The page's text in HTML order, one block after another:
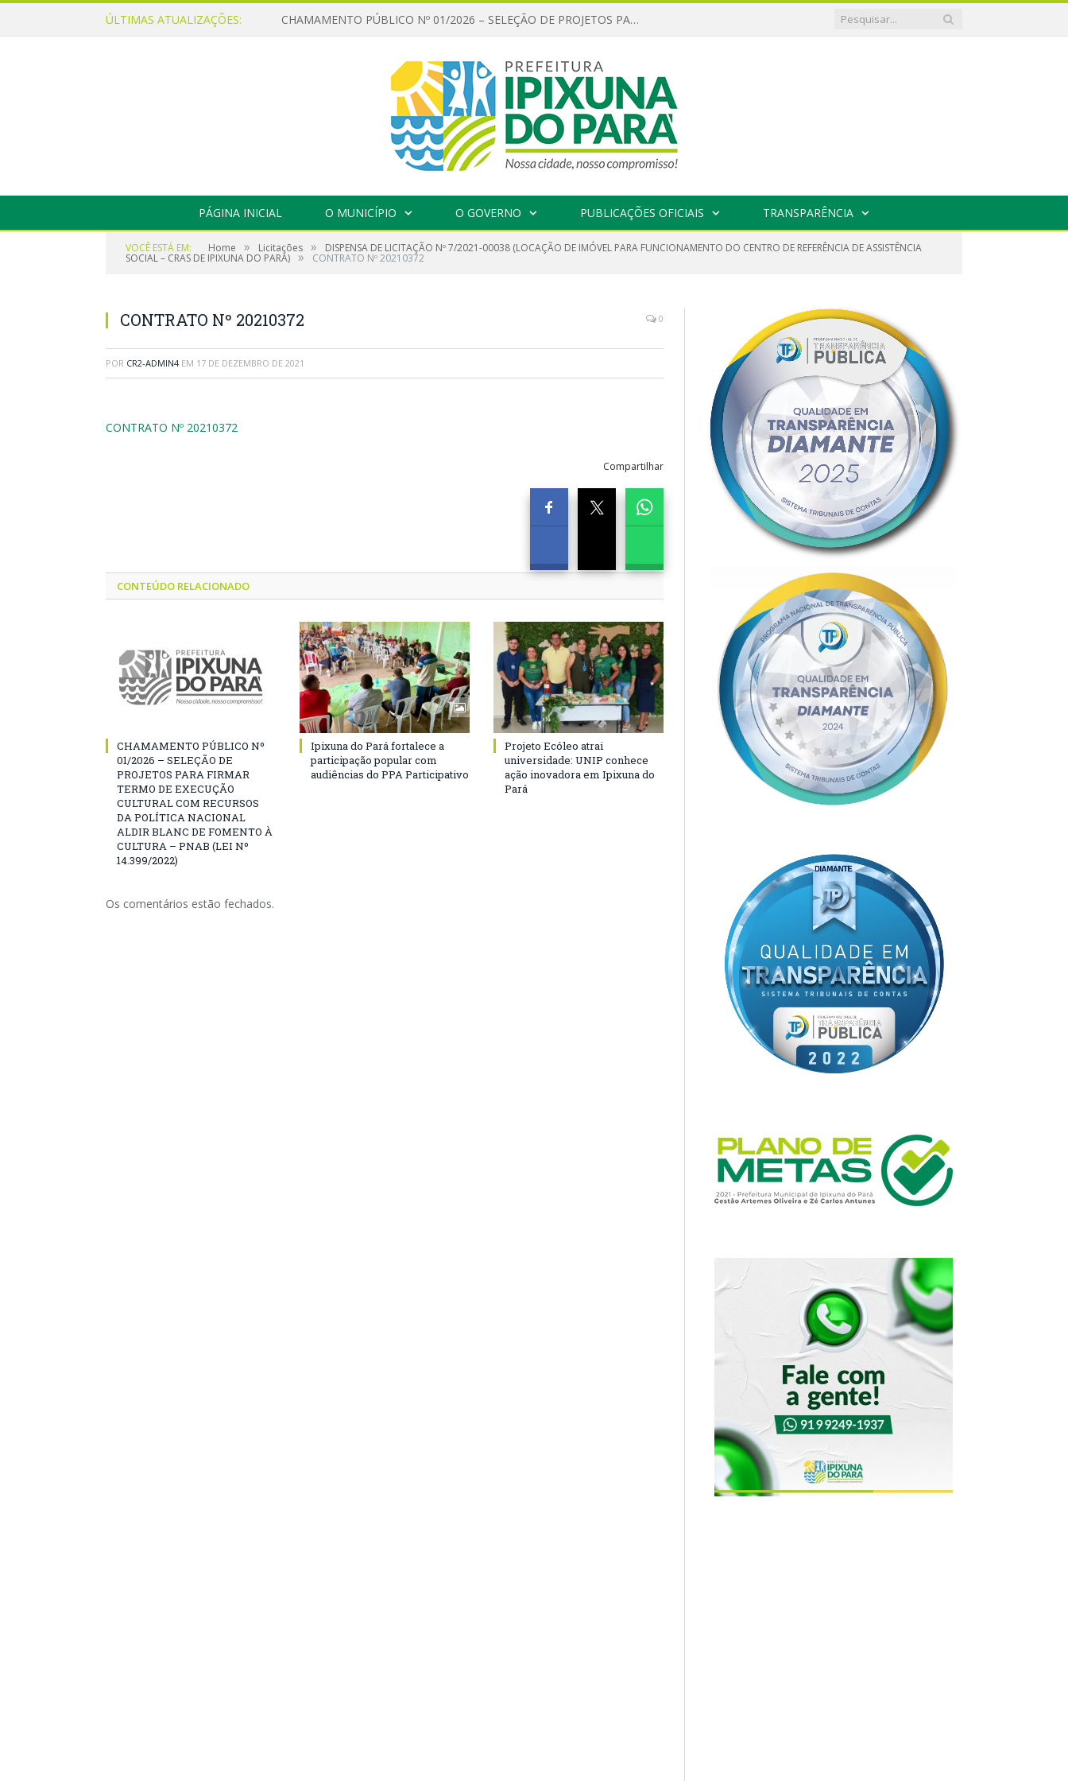
ÚLTIMAS ATUALIZAÇÕES: CHAMAMENTO PÚBLICO Nº 01/2026 – SELEÇÃO DE PROJETOS PARA FIRMAR TERMO DE EXECUÇÃO CULTURAL COM RECURSOS DA POLÍTICA NACIONAL ALDIR BLANC DE FOMENTO À CULTURA – PNAB (LEI Nº 14.399/2022)
PÁGINA INICIAL O MUNICÍPIO O GOVERNO PUBLICAÇÕES OFICIAIS TRANSPARÊNCIA
VOCÊ ESTÁ EM: Home » Licitações » DISPENSA DE LICITAÇÃO Nº 7/2021-00038 (LOCAÇÃO DE IMÓVEL PARA FUNCIONAMENTO DO CENTRO DE REFERÊNCIA DE ASSISTÊNCIA
SOCIAL – CRAS DE IPIXUNA DO PARÁ) » CONTRATO Nº 20210372
CONTRATO Nº 20210372 0
POR CR2-ADMIN4 EM 17 DE DEZEMBRO DE 2021
CONTRATO Nº 20210372
Compartilhar
CONTEÚDO RELACIONADO
CHAMAMENTO PÚBLICO Nº
01/2026 – SELEÇÃO DE
PROJETOS PARA FIRMAR
TERMO DE EXECUÇÃO
CULTURAL COM RECURSOS
DA POLÍTICA NACIONAL
ALDIR BLANC DE FOMENTO À
CULTURA – PNAB (LEI Nº
14.399/2022)
Ipixuna do Pará fortalece a
participação popular com
audiências do PPA Participativo
Projeto Ecóleo atrai
universidade: UNIP conhece
ação inovadora em Ipixuna do
Pará
Os comentários estão fechados.